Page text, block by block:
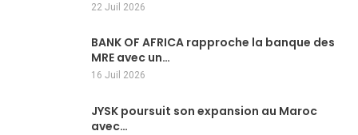
22 Juil 2026
BANK OF AFRICA rapproche la banque des
MRE avec un…
16 Juil 2026
JYSK poursuit son expansion au Maroc
avec…